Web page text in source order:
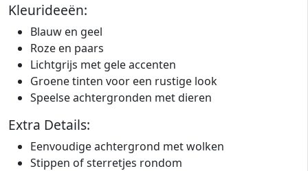
Kleurideeën:
Blauw en geel
Roze en paars
Lichtgrijs met gele accenten
Groene tinten voor een rustige look
Speelse achtergronden met dieren
Extra Details:
Eenvoudige achtergrond met wolken
Stippen of sterretjes rondom